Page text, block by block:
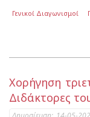
Γενικοί Διαγωνισμοί
Χορήγηση
Διδάκτορες